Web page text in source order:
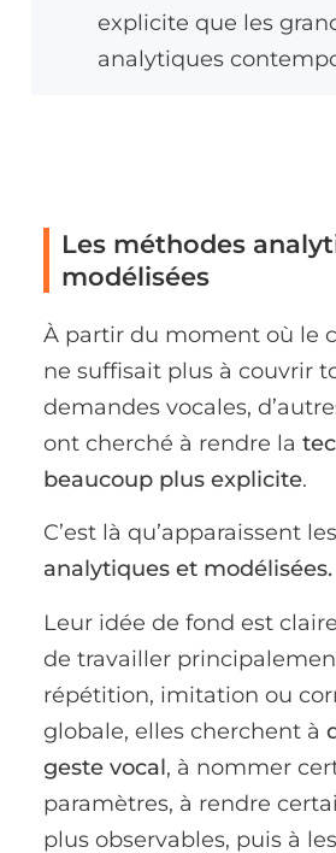
explicite que les
analytiques
Les méthodes
modélisées
À partir du moment où le
ne suffisait plus à couvrir
demandes vocales,
ont cherché à rendre la
beaucoup plus explicite.
C’est là qu’apparaissent les
analytiques et modélisées.
Leur idée de fond est
de travailler
répétition, imitation ou
globale, elles cherchent à
geste vocal, à nommer
paramètres, à rendre
plus observables, puis à